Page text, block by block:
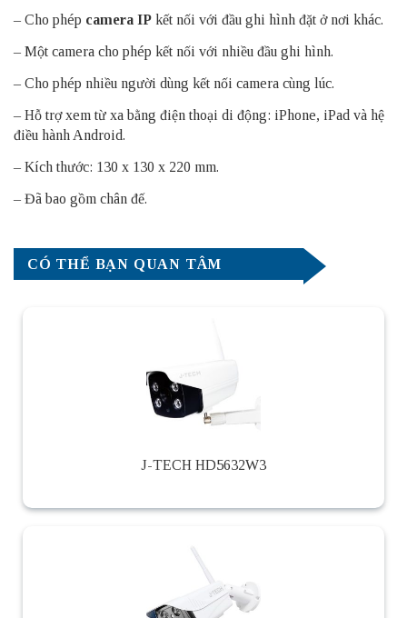
– Cho phép camera IP kết nối với đầu ghi hình đặt ở nơi khác.
– Một camera cho phép kết nối với nhiều đầu ghi hình.
– Cho phép nhiều người dùng kết nối camera cùng lúc.
– Hỗ trợ xem từ xa bằng điện thoại di động: iPhone, iPad và hệ
điều hành Android.
– Kích thước: 130 x 130 x 220 mm.
– Đã bao gồm chân đế.
CÓ THỂ BẠN QUAN TÂM
J-TECH HD5632W3